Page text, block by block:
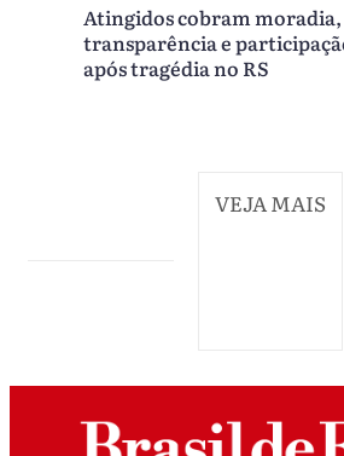
Atingidos cobram moradia,
transparência e
após tragédia no RS
VEJA MAIS